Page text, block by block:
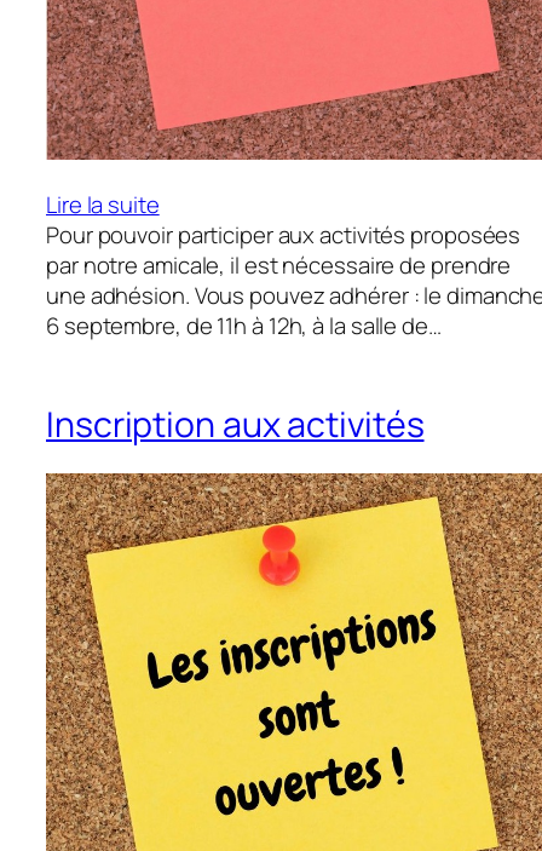
Lire la suite:
Adhésions
2026-
2027
Pour pouvoir participer aux activités proposées
par notre amicale, il est nécessaire de prendre
une adhésion. Vous pouvez adhérer : le
6 septembre, de 11h à 12h, à la salle de…
Inscription aux activités